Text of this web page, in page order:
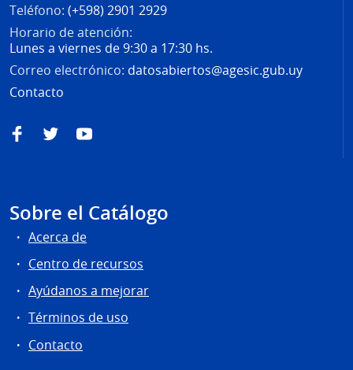
Teléfono: (+598) 2901 2929
Horario de atención:
Lunes a viernes de 9:30 a 17:30 hs.
Correo electrónico: datosabiertos@agesic.gub.uy
Contacto
FacebookTwitterYouTube
Sobre el Catálogo
Acerca de
Centro de recursos
Ayúdanos a mejorar
Términos de uso
Contacto